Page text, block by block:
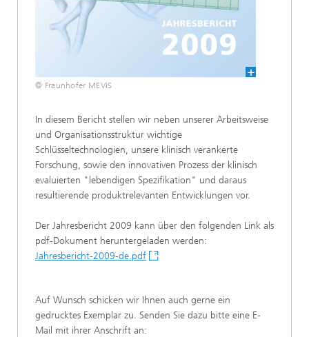
© Fraunhofer MEVIS
In diesem Bericht stellen wir neben unserer Arbeitsweise
und Organisationsstruktur wichtige
Schlüsseltechnologien, unsere klinisch verankerte
Forschung, sowie den innovativen Prozess der klinisch
evaluierten "lebendigen Spezifikation" und daraus
resultierende produktrelevanten Entwicklungen vor.
Der Jahresbericht 2009 kann über den folgenden Link als
pdf-Dokument heruntergeladen werden:
Jahresbericht-2009-de.pdf
Auf Wunsch schicken wir Ihnen auch gerne ein
gedrucktes Exemplar zu. Senden Sie dazu bitte eine E-
Mail mit ihrer Anschrift an: